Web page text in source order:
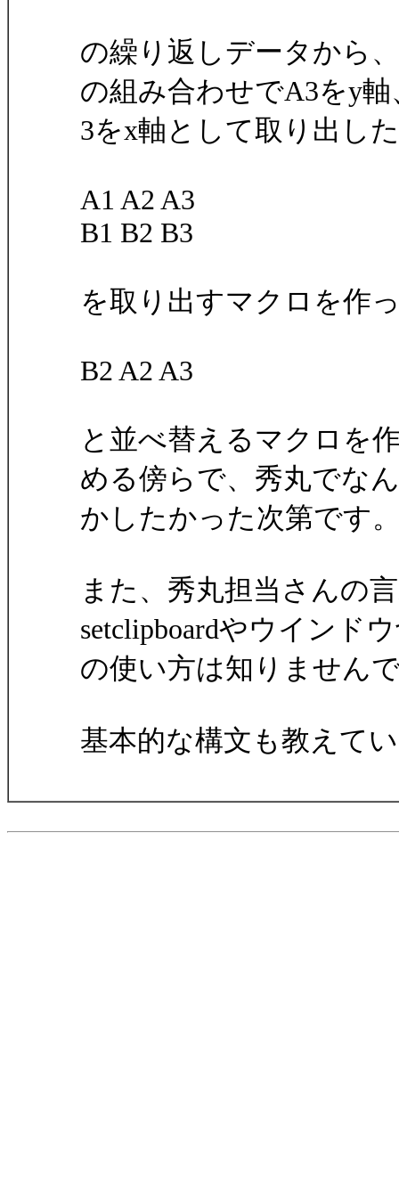
の繰り返しデータから
の組み合わせでA3をy軸
3をx軸として取り出し
A1 A2 A3
B1 B2 B3
を取り出すマクロを作
B2 A2 A3
と並べ替えるマクロを
める傍らで、秀丸でな
かしたかった次第です
また、秀丸担当さんの
setclipboardやウインド
の使い方は知りません
基本的な構文も教えて